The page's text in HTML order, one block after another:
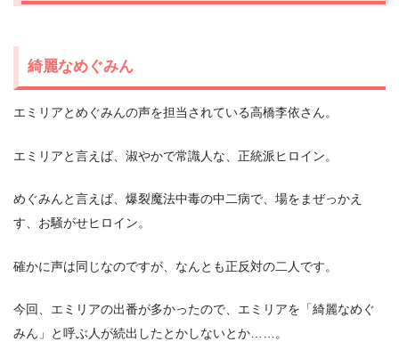
綺麗なめぐみん
エミリアとめぐみんの声を担当されている高橋李依さん。
エミリアと言えば、淑やかで常識人な、正統派ヒロイン。
めぐみんと言えば、爆裂魔法中毒の中二病で、場をまぜっかえ
す、お騒がせヒロイン。
確かに声は同じなのですが、なんとも正反対の二人です。
今回、エミリアの出番が多かったので、エミリアを「綺麗なめぐ
みん」と呼ぶ人が続出したとかしないとか……。